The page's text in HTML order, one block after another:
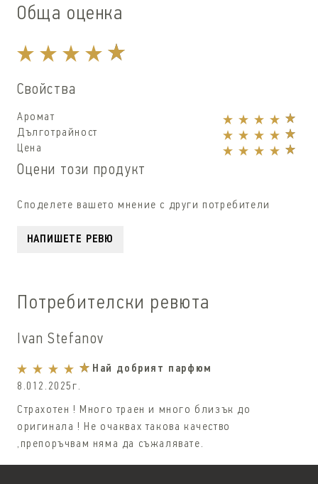
Обща оценка
Свойства
Аромат
Дълготрайност
Цена
Оцени този продукт
Споделете вашето мнение с други потребители
НАПИШЕТЕ РЕВЮ
Потребителски ревюта
Ivan Stefanov
Най добрият парфюм
8.012.2025г.
Страхотен ! Много траен и много близък до
оригинала ! Не очаквах такова качество
,препоръчвам няма да съжалявате.